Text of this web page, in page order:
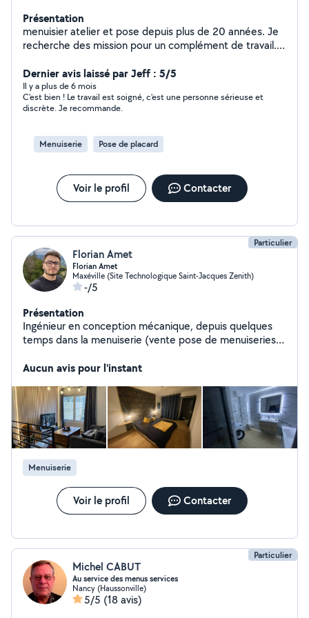
Présentation
menuisier atelier et pose depuis plus de 20 années. Je
recherche des mission pour un complément de travail.
réalise des travaux de rénovation bois et cloison sèche.
Pose et rénovation parquet. Réalisation et pose
d'agencement.
Dernier avis laissé par Jeff : 5/5
Il y a plus de 6 mois
C'est bien ! Le travail est soigné, c'est une personne sérieuse et
discrète. Je recommande.
Menuiserie Pose de placard
Voir le profil Contacter
Particulier
Florian Amet
Florian Amet
Maxéville (Site Technologique Saint-Jacques Zenith)
-/5
Présentation
Ingénieur en conception mécanique, depuis quelques
temps dans la menuiserie (vente pose de menuiseries
rénové ma maison de À à Z (voir photos)
Aucun avis pour l'instant
Menuiserie
Voir le profil Contacter
Particulier
Michel CABUT
Au service des menus services
Nancy (Haussonville)
5/5 (18 avis)